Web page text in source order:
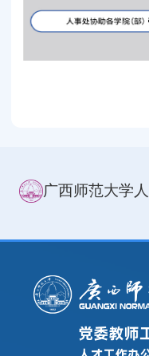
广西师范大学